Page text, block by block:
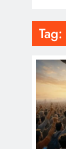
Tag: